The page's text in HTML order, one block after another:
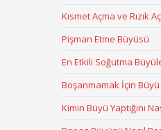
Kısmet Açma ve Rızık
Pişman Etme Büyüsü
En Etkili Soğutma
Boşanmamak İçin
Kimin Büyü Yaptığını